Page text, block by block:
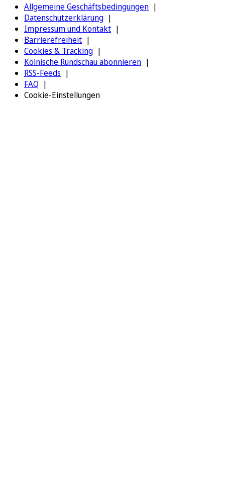
Allgemeine Geschäftsbedingungen
Datenschutzerklärung
Impressum und Kontakt
Barrierefreiheit
Cookies & Tracking
Kölnische Rundschau abonnieren
RSS-Feeds
FAQ
Cookie-Einstellungen